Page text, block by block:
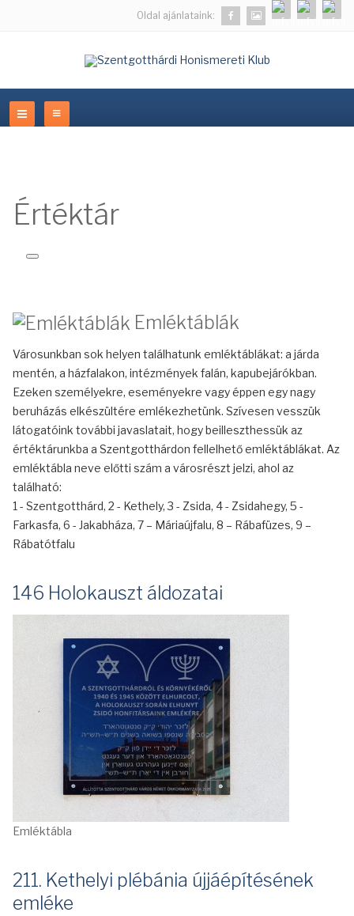
Oldal ajánlataink:
Értéktár
Emléktáblák
Városunkban sok helyen találhatunk emléktáblákat: a járda
mentén, a házfalakon, intézmények falán, kapubejárókban.
Ezeken személyekre, eseményekre vagy éppen egy nagy
beruházás elkészültére emlékezhetünk. Szívesen vesszük
látogatóink további javaslatait, hogy beilleszthessük az
értéktárunkba a Szentgotthárdon fellelhető emléktáblákat. Az
emléktábla neve előtti szám a városrészt jelzi, ahol az
található:
1 - Szentgotthárd, 2 - Kethely, 3 - Zsida, 4 - Zsidahegy, 5 -
Farkasfa, 6 - Jakabháza, 7 – Máriaújfalu, 8 – Rábafüzes, 9 –
Rábatótfalu
146 Holokauszt áldozatai
Emléktábla
211. Kethelyi plébánia újjáépítésének
emléke